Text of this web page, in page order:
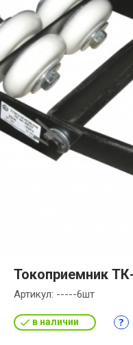
Токоприемник
Артикул: -----6шт
в наличии